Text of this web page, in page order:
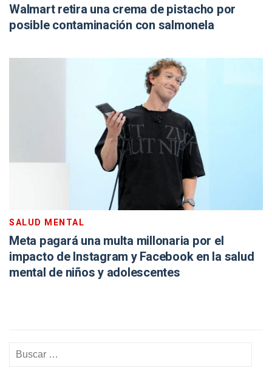
Walmart retira una crema de pistacho por
posible contaminación con salmonela
SALUD MENTAL
Meta pagará una multa millonaria por el
impacto de Instagram y Facebook en la salud
mental de niños y adolescentes